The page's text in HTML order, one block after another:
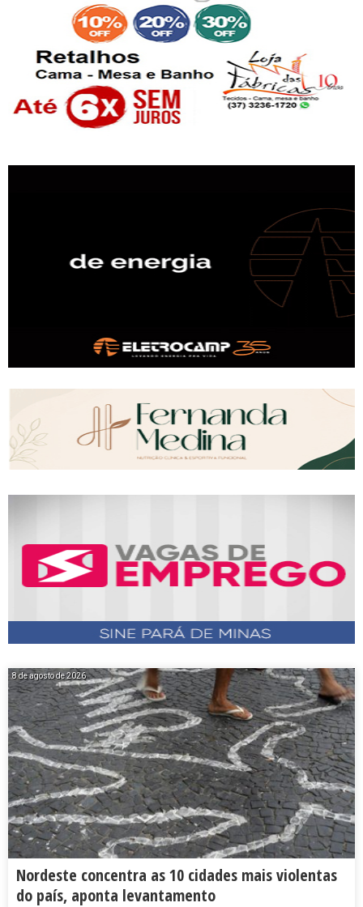
8 de agosto de 2026
Nordeste concentra as 10 cidades mais violentas
do país, aponta levantamento